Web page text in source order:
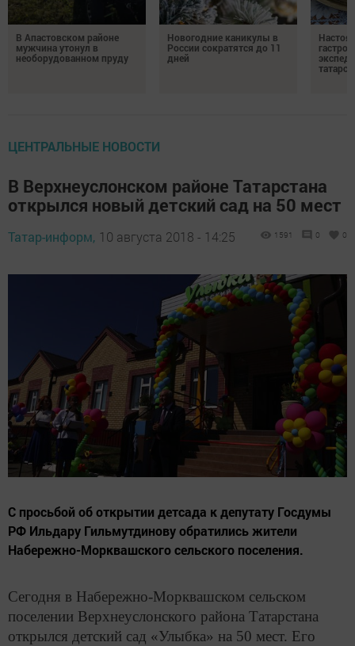
В Апастовском районе
мужчина утонул в
необорудованном пруду
Новогодние каникулы в
России сократятся до 11
дней
ЦЕНТРАЛЬНЫЕ НОВОСТИ
В Верхнеуслонском районе Татарстана
открылся новый детский сад на 50 мест
Татар-информ, 10 августа 2018 - 14:25 1591 0 0
С просьбой об открытии детсада к депутату Госдумы
РФ Ильдару Гильмутдинову обратились жители
Набережно-Морквашского сельского поселения.
Сегодня в Набережно-Морквашском сельском
поселении Верхнеуслонского района Татарстана
открылся детский сад «Улыбка» на 50 мест. Его